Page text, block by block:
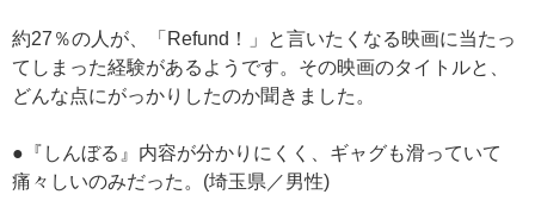
約27％の人が、「Refund！」と言いたくなる映画に当たっ
てしまった経験があるようです。その映画のタイトルと、
どんな点にがっかりしたのか聞きました。
●『しんぼる』内容が分かりにくく、ギャグも滑っていて
痛々しいのみだった。(埼玉県／男性)